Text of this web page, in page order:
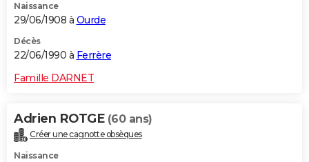
Naissance
29/06/1908 à Ourde
Décès
22/06/1990 à Ferrère
Famille DARNET
Adrien ROTGE (60 ans)
Créer une cagnotte obsèques
Naissance